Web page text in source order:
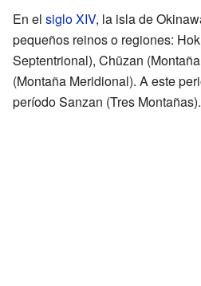
En el siglo XIV, la isla de
pequeños reinos o regiones:
Septentrional), Chūzan
(Montaña Meridional). A este
período Sanzan (Tres Montañas).